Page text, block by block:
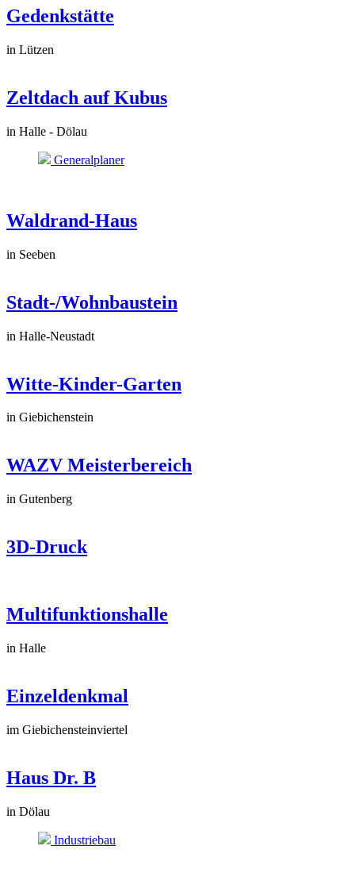
Gedenkstätte
in Lützen
Zeltdach auf Kubus
in Halle - Dölau
Generalplaner
Waldrand-Haus
in Seeben
Stadt-/Wohnbaustein
in Halle-Neustadt
Witte-Kinder-Garten
in Giebichenstein
WAZV Meisterbereich
in Gutenberg
3D-Druck
Multifunktionshalle
in Halle
Einzeldenkmal
im Giebichensteinviertel
Haus Dr. B
in Dölau
Industriebau